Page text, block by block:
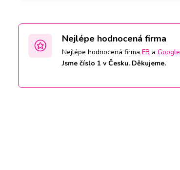
Nejlépe hodnocená firma
Nejlépe hodnocená firma FB a Google
Jsme číslo 1 v Česku. Děkujeme.